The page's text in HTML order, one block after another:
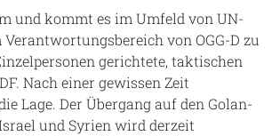
und kommt es im Umfeld von UN-
von OGG-D zu
gerichtete, taktischen
Nach einer gewissen Zeit
Lage. Der Übergang auf den Golan-
und Syrien wird derzeit